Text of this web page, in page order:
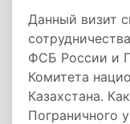
Данный визит
ФСБ России и
Комитета
Казахстана.
Пограничного